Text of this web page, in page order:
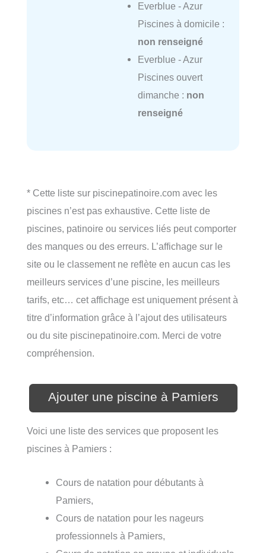
Everblue - Azur
Piscines à domicile :
non renseigné
Everblue - Azur
Piscines ouvert
dimanche : non
renseigné
* Cette liste sur piscinepatinoire.com avec les
piscines n’est pas exhaustive. Cette liste de
piscines, patinoire ou services liés peut comporter
des manques ou des erreurs. L’affichage sur le
site ou le classement ne reflète en aucun cas les
meilleurs services d’une piscine, les meilleurs
tarifs, etc… cet affichage est uniquement présent à
titre d’information grâce à l’ajout des utilisateurs
ou du site piscinepatinoire.com. Merci de votre
compréhension.
Ajouter une piscine à Pamiers
Voici une liste des services que proposent les
piscines à Pamiers :
Cours de natation pour débutants à
Pamiers,
Cours de natation pour les nageurs
professionnels à Pamiers,